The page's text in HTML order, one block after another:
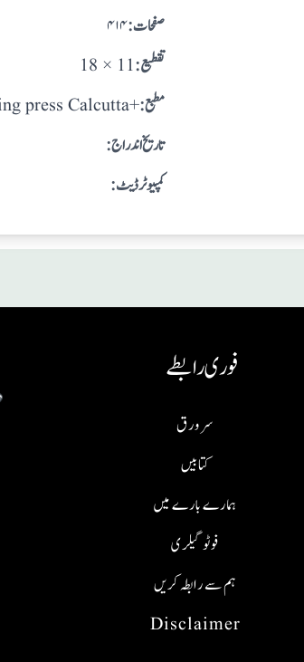
۴۱۴ :صفحات
18 × 11 :تقطيع
press Calcutta+ :مطبع
: تاريخ اندراج
:کمپیوٹر ڈیٹ
فوری رابطے
Disclaimer
ہم سے رابطہ کریں
فوٹو گیلری
ہمارے بارے میں
کتابیں
سر ورق